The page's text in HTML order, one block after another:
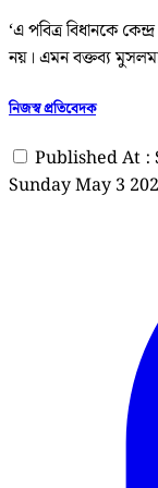
‘এ পবিত্র বিধানকে
নয়। এমন বক্তব্য
নিজস্ব প্রতিবেদক
Published At :
Sunday May 3